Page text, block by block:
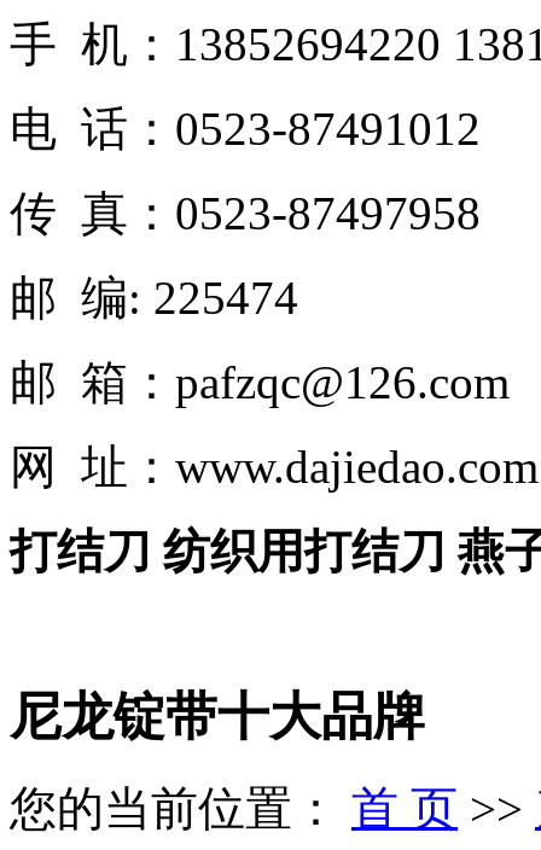
手 机：13852694220
电 话：0523-87491012
传 真：0523-87497958
邮 编: 225474
邮 箱：pafzqc@126.com
网 址：
打结刀 纺织用打结刀 燕
尼龙锭带十大品牌
您的当前位置： 首 页 >>